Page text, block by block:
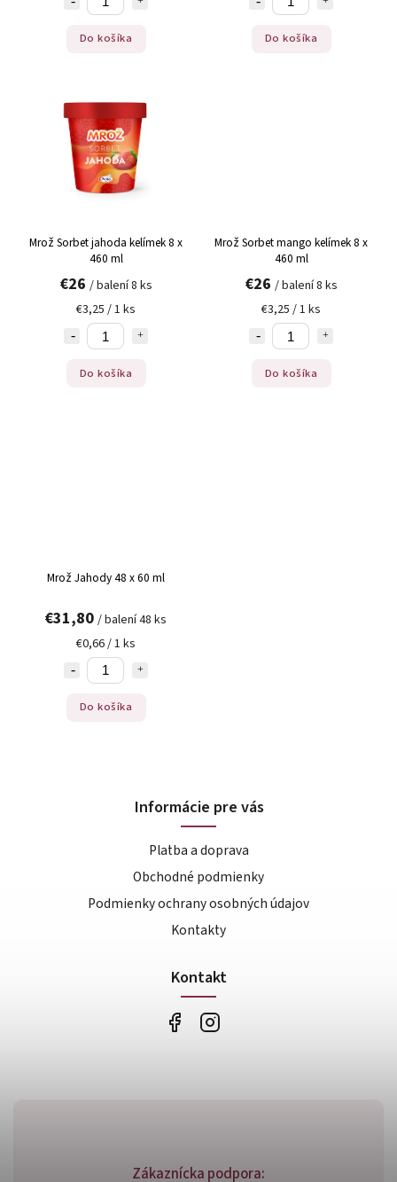
Do košíka Do košíka
Mrož Sorbet jahoda kelímek 8 x
460 ml
€26 / balení 8 ks
€3,25 / 1 ks
Do košíka
Mrož Sorbet mango kelímek 8 x
460 ml
€26 / balení 8 ks
€3,25 / 1 ks
Do košíka
Mrož Jahody 48 x 60 ml
€31,80 / balení 48 ks
€0,66 / 1 ks
Do košíka
Zákaznícka podpora:
Informácie pre vás
Platba a doprava
Obchodné podmienky
Podmienky ochrany osobných údajov
Kontakty
Kontakt